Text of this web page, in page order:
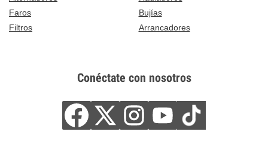
Faros
Bujías
Filtros
Arrancadores
Conéctate con nosotros